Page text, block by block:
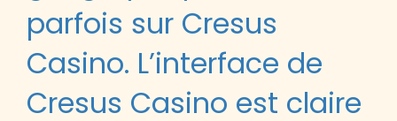
parfois sur Cresus
Casino. L’interface de
Cresus Casino est claire